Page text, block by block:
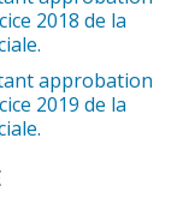
2018 de la
approbation
2019 de la